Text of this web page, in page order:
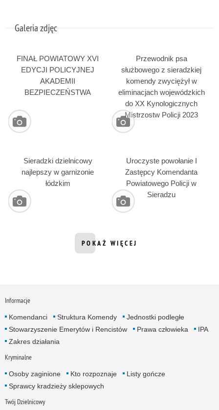
Galeria zdjęc
FINAŁ POWIATOWY XVI
EDYCJI POLICYJNEJ
AKADEMII
BEZPIECZEŃSTWA
Przewodnik psa
służbowego z sieradzkiej
komendy zwyciężył w
eliminacjach wojewódzkich
do XX Kynologicznych
Mistrzostw Policji 2023
Sieradzki dzielnicowy
najlepszy w garnizonie
łódzkim
Uroczyste powołanie I
Zastępcy Komendanta
Powiatowego Policji w
Sieradzu
POKAŻ WIĘCEJ
INFORMACJI Z DZIAŁU GALERIA
Informacje
Komendanci Struktura Komendy
Jednostki podległe
Stowarzyszenie Emerytów i Rencistów
Prawa człowieka
IPA
Zakres działania
Kryminalne
Osoby zaginione Kto rozpoznaje
Listy gończe
Sprawcy kradzieży sklepowych
Twój Dzielnicowy